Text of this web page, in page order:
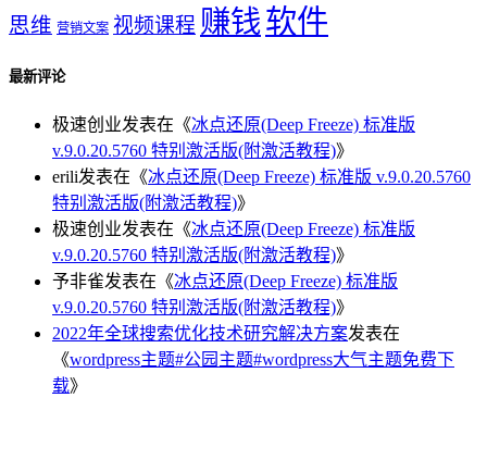
思维 营销文案 视频课程 赚钱软件
最新评论
极速创业发表在《冰点还原(Deep Freeze) 标准版
v.9.0.20.5760 特别激活版(附激活教程)》
erili发表在《冰点还原(Deep Freeze) 标准版 v.9.0.20.5760
特别激活版(附激活教程)》
极速创业发表在《冰点还原(Deep Freeze) 标准版
v.9.0.20.5760 特别激活版(附激活教程)》
予非雀发表在《冰点还原(Deep Freeze) 标准版
v.9.0.20.5760 特别激活版(附激活教程)》
2022年全球搜索优化技术研究解决方案发表在
《wordpress主题#公园主题#wordpress大气主题免费下
载》